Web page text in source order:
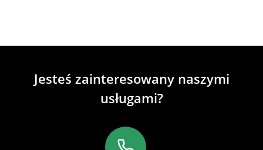
Jesteś zainteresowany naszymi
usługami?